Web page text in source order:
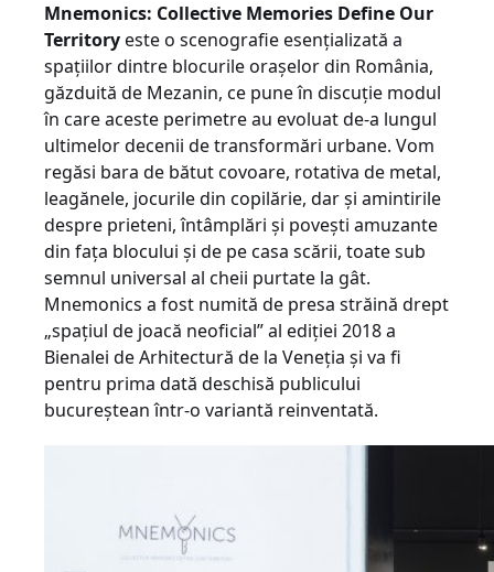
Mnemonics: Collective Memories Define Our
Territoryeste o scenografie esențializată a
spațiilor dintre blocurile orașelor din România,
găzduită de Mezanin, ce pune în discuție modul
în care aceste perimetre au evoluat de-a lungul
ultimelor decenii de transformări urbane. Vom
regăsi bara de bătut covoare, rotativa de metal,
leagănele, jocurile din copilărie, dar și amintirile
despre prieteni, întâmplări și povești amuzante
din fața blocului și de pe casa scării, toate sub
semnul universal al cheii purtate la gât.
Mnemonics a fost numită de presa străină drept
„spațiul de joacă neoficial” al ediției 2018 a
Bienalei de Arhitectură de la Veneția și va fi
pentru prima dată deschisă publicului
bucureștean într-o variantă reinventată.